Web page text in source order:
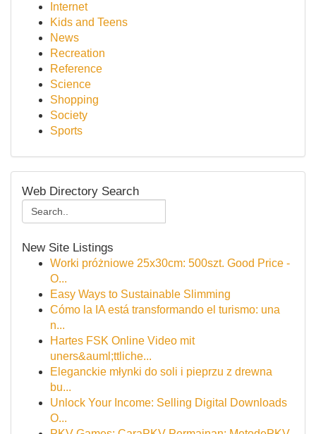
Internet
Kids and Teens
News
Recreation
Reference
Science
Shopping
Society
Sports
Web Directory Search
New Site Listings
Worki próżniowe 25x30cm: 500szt. Good Price -
O...
Easy Ways to Sustainable Slimming
Cómo la IA está transformando el turismo: una
n...
Hartes FSK Online Video mit
uners&auml;ttliche...
Eleganckie młynki do soli i pieprzu z drewna
bu...
Unlock Your Income: Selling Digital Downloads
O...